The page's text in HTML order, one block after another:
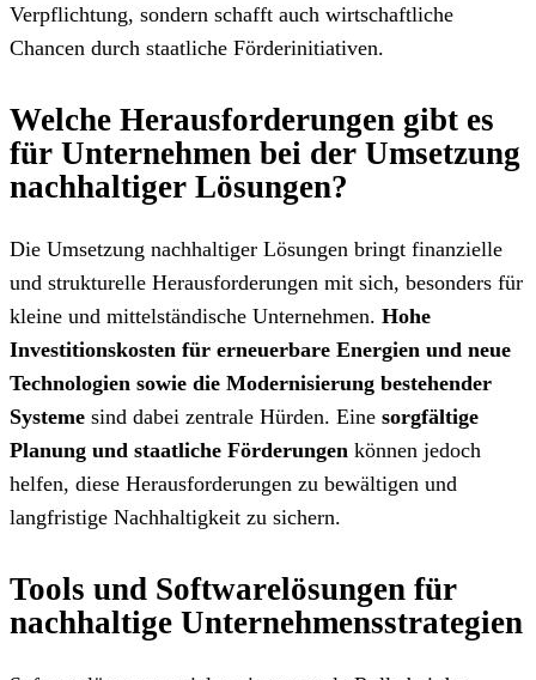
Verpflichtung, sondern schafft auch wirtschaftliche
Chancen durch staatliche Förderinitiativen.
Welche Herausforderungen gibt es
für Unternehmen bei der Umsetzung
nachhaltiger Lösungen?
Die Umsetzung nachhaltiger Lösungen bringt finanzielle
und strukturelle Herausforderungen mit sich, besonders für
kleine und mittelständische Unternehmen. Hohe
Investitionskosten für erneuerbare Energien und neue
Technologien sowie die Modernisierung bestehender
Systeme sind dabei zentrale Hürden. Eine sorgfältige
Planung und staatliche Förderungen können jedoch
helfen, diese Herausforderungen zu bewältigen und
langfristige Nachhaltigkeit zu sichern.
Tools und Softwarelösungen für
nachhaltige Unternehmensstrategien